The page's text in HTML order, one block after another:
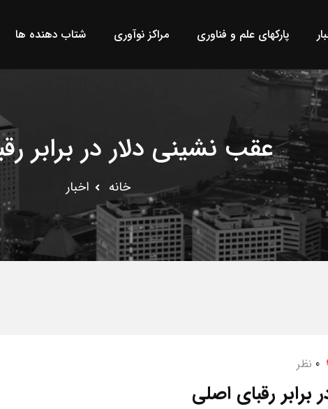
پارکهای علم و فناوری مراکز نوآوری شتاب دهنده ها
عقب نشینی دلار در برابر
خانه اخبار
0 نظر
رقبای اصلی